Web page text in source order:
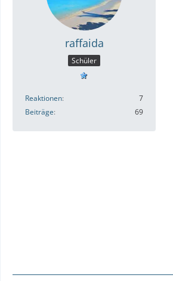
raffaida
Schüler
Reaktionen
7
Beiträge
69